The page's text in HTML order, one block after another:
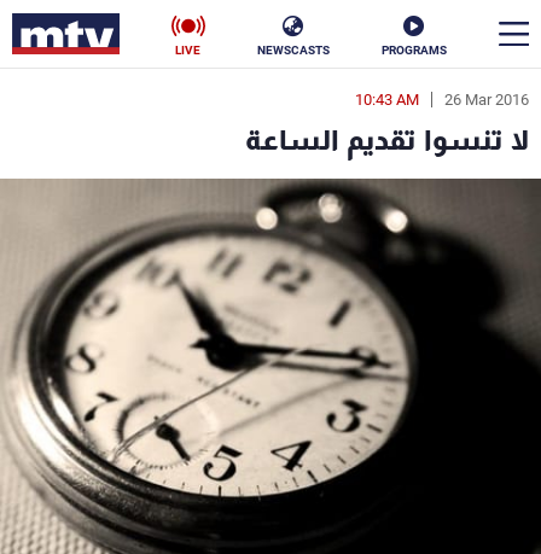
PROGRAMS
NEWSCASTS
LIVE
26 Mar 2016
10:43 AM
لا تنسوا تقديم الساعة
en
الأخبار
ناس
إقتصاد فن
منوعات رياضة